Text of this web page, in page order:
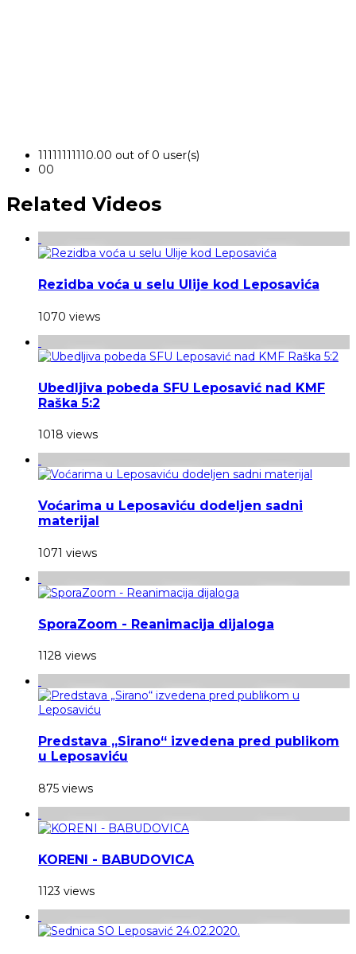
11111111110.00 out of 0 user(s)
00
Related Videos
Rezidba voća u selu Ulije kod Leposavića
1070 views
Ubedljiva pobeda SFU Leposavić nad KMF
Raška 5:2
1018 views
Voćarima u Leposaviću dodeljen sadni
materijal
1071 views
SporaZoom - Reanimacija dijaloga
1128 views
Predstava „Sirano“ izvedena pred publikom
u Leposaviću
875 views
KORENI - BABUDOVICA
1123 views